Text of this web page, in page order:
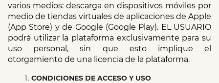
varios medios: descarga en dispositivos móviles por
medio de tiendas virtuales de aplicaciones de Apple
(App Store) y de Google (Google Play). EL USUARIO
podrá utilizar la plataforma exclusivamente para su
uso personal, sin que esto implique el
otorgamiento de una licencia de la plataforma.
CONDICIONES DE ACCESO Y USO